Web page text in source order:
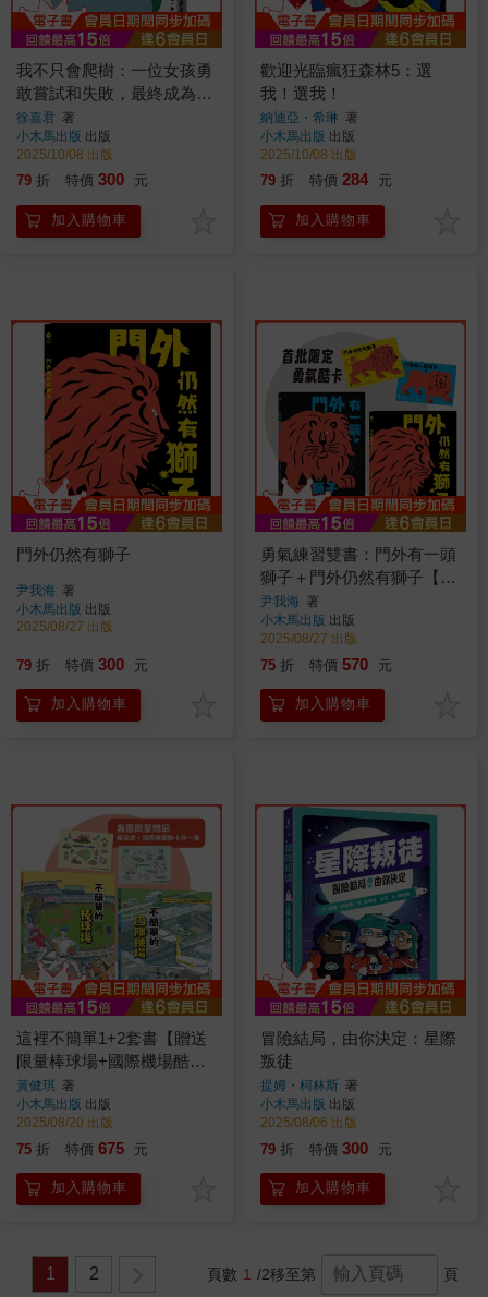
我不只會爬樹：一位女孩勇
敢嘗試和失敗，最終成為獨
一無二的植物學家
徐嘉君 著
小木馬出版 出版
2025/10/08 出版
79 折 特價 300 元
加入購物車
歡迎光臨瘋狂森林5：選
我！選我！
納迪亞・希琳 著
小木馬出版 出版
2025/10/08 出版
79 折 特價 284 元
加入購物車
門外仍然有獅子
尹我海 著
小木馬出版 出版
2025/08/27 出版
79 折 特價 300 元
加入購物車
勇氣練習雙書：門外有一頭
獅子＋門外仍然有獅子【限
定勇氣酷卡版】
尹我海 著
小木馬出版 出版
2025/08/27 出版
75 折 特價 570 元
加入購物車
這裡不簡單1+2套書【贈送
限量棒球場+國際機場酷卡
共2張】
黃健琪 著
小木馬出版 出版
2025/08/20 出版
75 折 特價 675 元
加入購物車
冒險結局，由你決定：星際
叛徒
提姆・柯林斯 著
小木馬出版 出版
2025/08/06 出版
79 折 特價 300 元
加入購物車
1 2 頁數 1 /2移至第 頁